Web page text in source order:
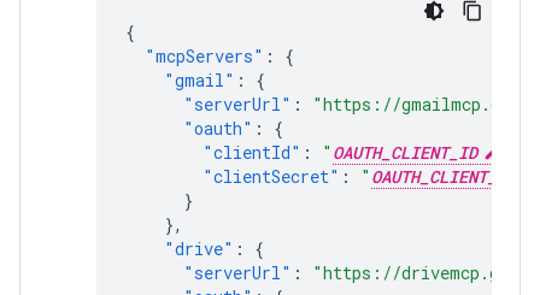
{
"mcpServers" :
{
"gmail" :
{
"serverUrl" :
"https://
"oauth" :
{
"clientId" : " OAUTH_CLIENT_ID
"clientSecret" : "
}
},
"drive" :
{
"serverUrl" :
"https://